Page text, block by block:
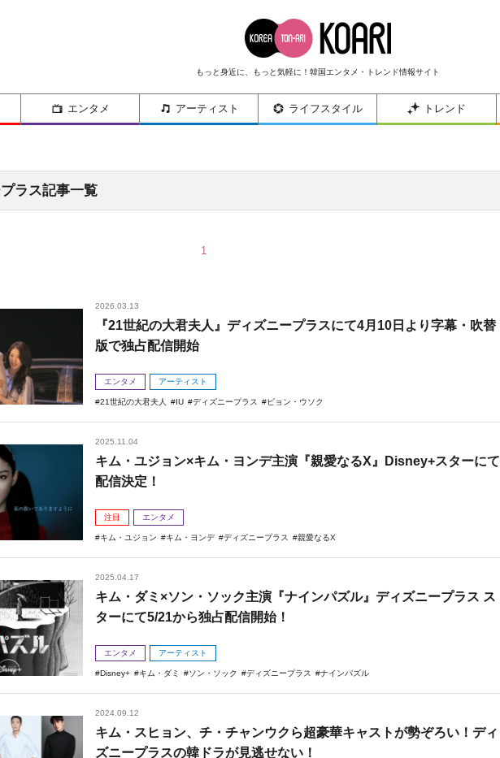
もっと身近に、もっと気軽に！韓国エンタメ・トレンド情報サイト
エンタメ アーティスト ライフスタイル トレンド
ラス記事一覧
1
2026.03.13
『21世紀の大君夫人』ディズニープラスにて4月10日より字幕・吹替
版で独占配信開始
エンタメ アーティスト
21世紀の大君夫人 IU ディズニープラス ビョン・ウソク
2025.11.04
キム・ユジョン×キム・ヨンデ主演『親愛なるX』Disney+スターにて
配信決定！
注目 エンタメ
キム・ユジョン キム・ヨンデ ディズニープラス 親愛なるX
2025.04.17
キム・ダミ×ソン・ソック主演『ナインパズル』ディズニープラス ス
ターにて5/21から独占配信開始！
エンタメ アーティスト
Disney+ キム・ダミ ソン・ソック ディズニープラス ナインパズル
2024.09.12
キム・スヒョン、チ・チャンウクら超豪華キャストが勢ぞろい！ディ
ズニープラスの韓ドラが見逃せない！